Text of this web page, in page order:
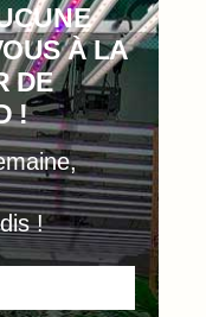
À LA
DE
!
!